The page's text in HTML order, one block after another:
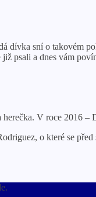
dívka sní o takovém
psali a dnes vám
V roce 2016 –
o které se